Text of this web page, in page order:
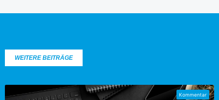
WEITERE BEITRÄGE